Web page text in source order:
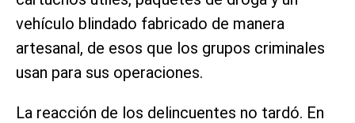
vehículo blindado fabricado de manera
artesanal, de esos que los grupos criminales
usan para sus operaciones.
La reacción de los delincuentes no tardó. En